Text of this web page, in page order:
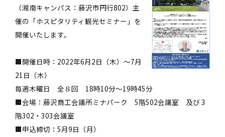
（湘南キャンパス：藤沢市円行802）主
催の「ホスピタリティ観光セミナー」を
開催いたします。
■開催日時：2022年6月2日（木）～7月
21日（木）
毎週木曜日 全８回 18時10分～19時45分
■会場：藤沢商工会議所ミナパーク 5階502会議室 及び 3
階302・303会議室
■申込締切：5月9日（月）